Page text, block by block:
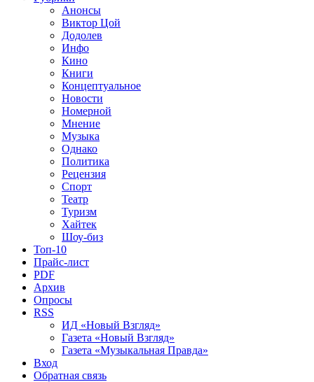
Анонсы
Виктор Цой
Додолев
Инфо
Кино
Книги
Концептуальное
Новости
Номерной
Мнение
Музыка
Однако
Политика
Рецензия
Спорт
Театр
Туризм
Хайтек
Шоу-биз
Топ-10
Прайс-лист
PDF
Архив
Опросы
RSS
ИД «Новый Взгляд»
Газета «Новый Взгляд»
Газета «Музыкальная Правда»
Вход
Обратная связь